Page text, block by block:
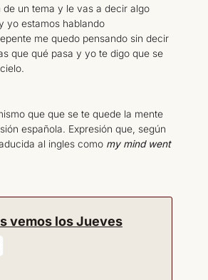
de un tema y le vas a decir algo
yo estamos hablando
me quedo pensando sin decir
que qué pasa y yo te digo que se
que que se te quede la mente
española. Expresión que, según
al ingles como my mind went
vemos los Jueves